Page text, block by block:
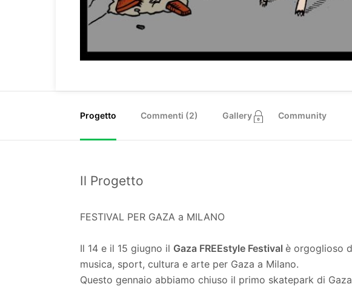
Progetto Commenti (2) Gallery Community
Il Progetto
FESTIVAL PER GAZA a MILANO
Il 14 e il 15 giugno il Gaza FREEstyle Festival è orgoglioso
musica, sport, cultura e arte per Gaza a Milano.
Questo gennaio abbiamo chiuso il primo skatepark di